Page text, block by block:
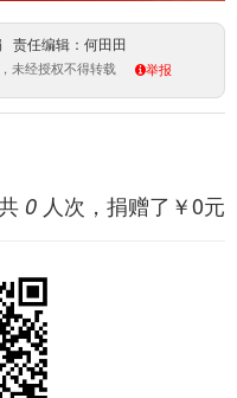
任编辑：何田田
未经授权不得转载 举报
0 人次，捐赠了￥0元